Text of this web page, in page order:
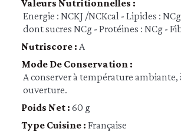
Valeurs Nutritionnelles :
Energie : NCKJ /NCKcal - Lipides :
dont sucres NCg - Protéines : NCg -
Nutriscore : A
Mode De Conservation :
A conserver à température
ouverture.
Poids Net : 60 g
Type Cuisine : Française